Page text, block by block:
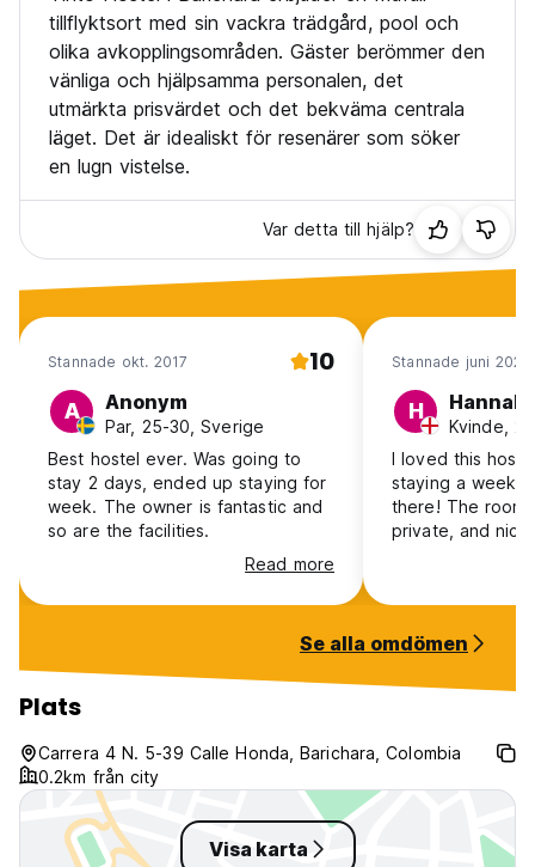
tillflyktsort med sin vackra trädgård, pool och
olika avkopplingsområden. Gäster berömmer den
vänliga och hjälpsamma personalen, det
utmärkta prisvärdet och det bekväma centrala
läget. Det är idealiskt för resenärer som söker
en lugn vistelse.
Var detta till hjälp?
Stannade okt. 2017 10
A Anonym
Par, 25-30, Sverige
Best hostel ever. Was going to
stay 2 days, ended up staying for
week. The owner is fantastic and
so are the facilities.
Read more
Stannade juni 2026
H Hannah
Kvinde,
I loved this
staying a week
there! The
private, and
Se alla omdömen
Plats
Carrera 4 N. 5-39 Calle Honda, Barichara, Colombia
0.2km från city
Visa karta